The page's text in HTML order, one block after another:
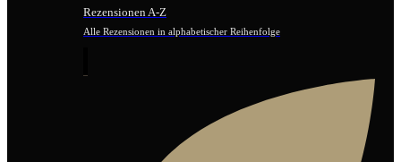
Rezensionen A-Z
Alle Rezensionen in alphabetischer Reihenfolge